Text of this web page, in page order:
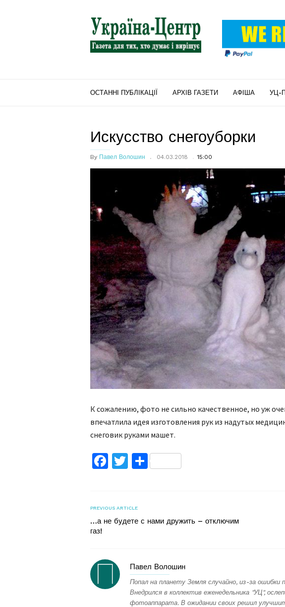
"Україна-
Центр"
ОСТАННІ ПУБЛІКАЦІЇ АРХІВ ГАЗЕТИ АФІША УЦ-
Искусство снегоуборки
By Павел Волошин 04.03.2018 15:00
К сожалению, фото не сильно качественное, но уж
впечатлила идея изготовления рук из надутых
снеговик руками машет.
Facebook
TwitterПоділитися
PREVIOUS ARTICLE
…а не будете с нами дружить – отключим
газ!
Павел Волошин
Попал на планету Земля случайно, из-за
Внедрился в коллектив еженедельника "УЦ",
фотоаппарата. В ожидании своих решил